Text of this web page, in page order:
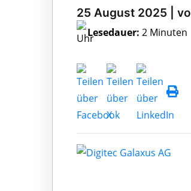
25 August 2025 |
Lesedauer: 2 Minuten